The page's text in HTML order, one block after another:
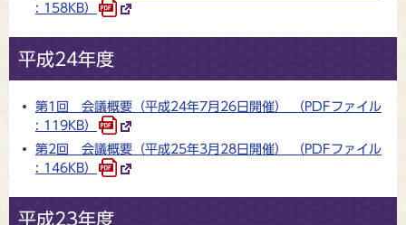
: 158KB）
平成24年度
第1回 会議概要（平成24年7月26日開催） （PDFファイル
: 119KB）
第2回 会議概要（平成25年3月28日開催） （PDFファイル
: 146KB）
平成23年度